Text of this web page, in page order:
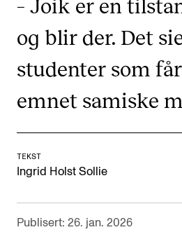
IT og digitale tjenester
Sibelius – Notation Software
Semesterregistrering
STUDENTLIV
Læringsressurser
Si ifra!
Betalte spilleoppdrag
og blir der. Det
studenter som
emnet samiske
TEKST
Ingrid Holst Sollie
Publisert: 26. jan. 2026